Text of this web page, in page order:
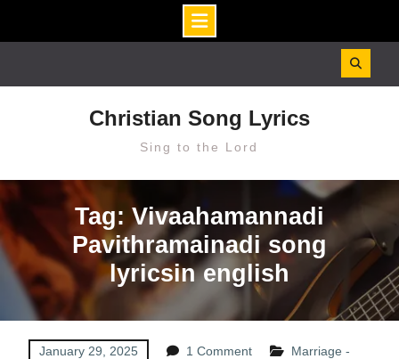
Christian Song Lyrics
Sing to the Lord
Tag: Vivaahamannadi
Pavithramainadi song
lyricsin english
January 29, 2025 1 Comment
Marriage -